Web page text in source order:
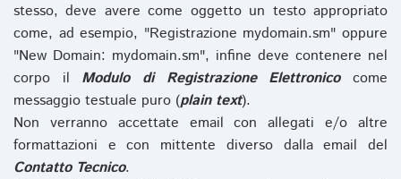
stesso, deve avere come oggetto un testo appropriato
come, ad esempio, "Registrazione mydomain.sm" oppure
"New Domain: mydomain.sm", infine deve contenere nel
corpo il Modulo di Registrazione Elettronicocome
messaggio testuale puro (plain text).
Non verranno accettate email con allegati e/o altre
formattazioni e con mittente diverso dalla email del
Contatto Tecnico.